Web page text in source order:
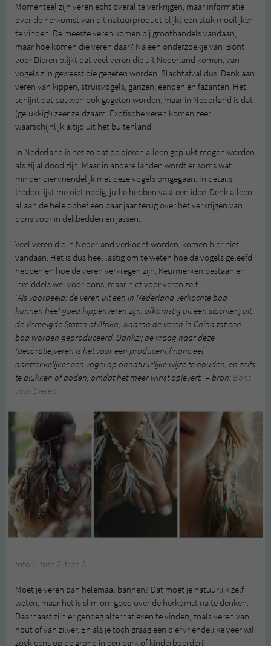
Momenteel zijn veren echt overal te verkrijgen, maar informatie
over de herkomst van dit natuurproduct blijkt een stuk moeilijker
te vinden. De meeste veren komen bij groothandels vandaan,
maar hoe komen die veren daar? Na een onderzoekje van Bont
voor Dieren blijkt dat veel veren die uit Nederland komen, van
vogels zijn geweest die gegeten worden. Slachtafval dus. Denk aan
veren van kippen, struisvogels, ganzen, eenden en fazanten. Het
schijnt dat pauwen ook gegeten worden, maar in Nederland is dat
(gelukkig!) zeer zeldzaam. Exotische veren komen zeer
waarschijnlijk altijd uit het buitenland.
In Nederland is het zo dat de dieren alleen geplukt mogen worden
als zij al dood zijn. Maar in andere landen wordt er soms wat
minder diervriendelijk met deze vogels omgegaan. In details
treden lijkt me niet nodig, jullie hebben vast een idee. Denk alleen
al aan de hele ophef een paar jaar terug over het verkrijgen van
dons voor in dekbedden en jassen.
Veel veren die in Nederland verkocht worden, komen hier niet
vandaan. Het is dus heel lastig om te weten hoe de vogels geleefd
hebben en hoe de veren verkregen zijn. Keurmerken bestaan er
inmiddels wel voor dons, maar niet voor veren zelf.
“Als voorbeeld: de veren uit een in Nederland verkochte boa
kunnen heel goed kippenveren zijn, afkomstig uit een slachterij uit
de Verenigde Staten of Afrika, waarna de veren in China tot een
boa worden geproduceerd. Dankzij de vraag naar deze
(decoratie)veren is het voor een producent financieel
aantrekkelijker een vogel op onnatuurlijke wijze te houden, en zelfs
te plukken of doden, omdat het meer winst oplevert.” – bron: Bont
voor Dieren.
foto 1, foto 2, foto 3.
Moet je veren dan helemaal bannen? Dat moet je natuurlijk zelf
weten, maar het is slim om goed over de herkomst na te denken.
Daarnaast zijn er genoeg alternatieven te vinden, zoals veren van
hout of van zilver. En als je toch graag een diervriendelijke veer wil:
zoek eens op de grond in een park of kinderboerderij.